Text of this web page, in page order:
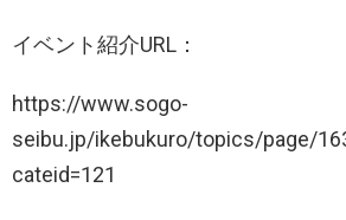
イベント紹介URL：
https://www.sogo-
seibu.jp/ikebukuro/topics/page/
cateid=121